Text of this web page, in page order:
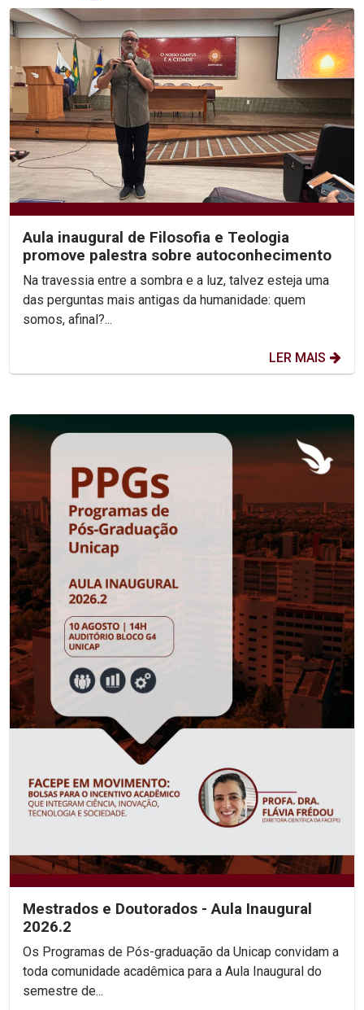
Aula inaugural de Filosofia e Teologia
promove palestra sobre autoconhecimento
Na travessia entre a sombra e a luz, talvez esteja uma
das perguntas mais antigas da humanidade: quem
somos, afinal?...
LER MAIS
Mestrados e Doutorados - Aula Inaugural
2026.2
Os Programas de Pós-graduação da Unicap convidam a
toda comunidade acadêmica para a Aula Inaugural do
semestre de...